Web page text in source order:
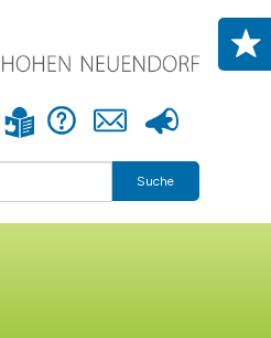
Leichte Sprache Hilfe Kontakt Presse
Suche